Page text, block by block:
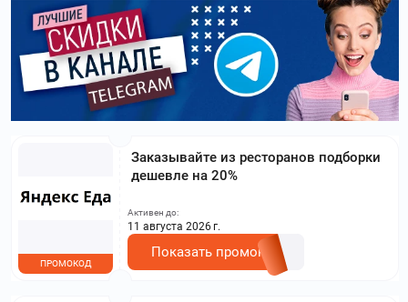
Заказывайте из ресторанов подборки
дешевле на 20%
ПРОМОКОД
Активен до:
11 августа 2026 г.
Показать промокод